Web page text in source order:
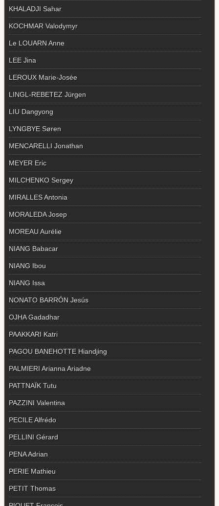
KHALADJI Sahar
KOCHMAR Valodymyr
Le LOUARN Anne
LEE Jina
LEROUX Marie-Josée
LINGL-REBETEZ Jürgen
LIU Dangyong
LYNGBYE Søren
MENCARELLI Jonathan
MEYER Eric
MILCHENKO Sergey
MIRALLES Antonia
MORALEDA Josep
MOREAU Aurélie
NIANG Babacar
NIANG Ibou
NIANG Issa
NONATO BARRÓN Jesús
OJHA Gadadhar
PAAKKARI Katri
PAGOU BANEHOTTE Hiandjing
PALMIERI Arianna Ariadne
PATTNAÏK Tutu
PAZZINI Valentina
PECILE Alfrédo
PELLINI Gérard
PENA Adrian
PERIE Mathieu
PETIT Thomas